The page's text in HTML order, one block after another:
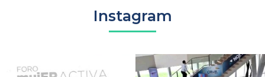
Instagram